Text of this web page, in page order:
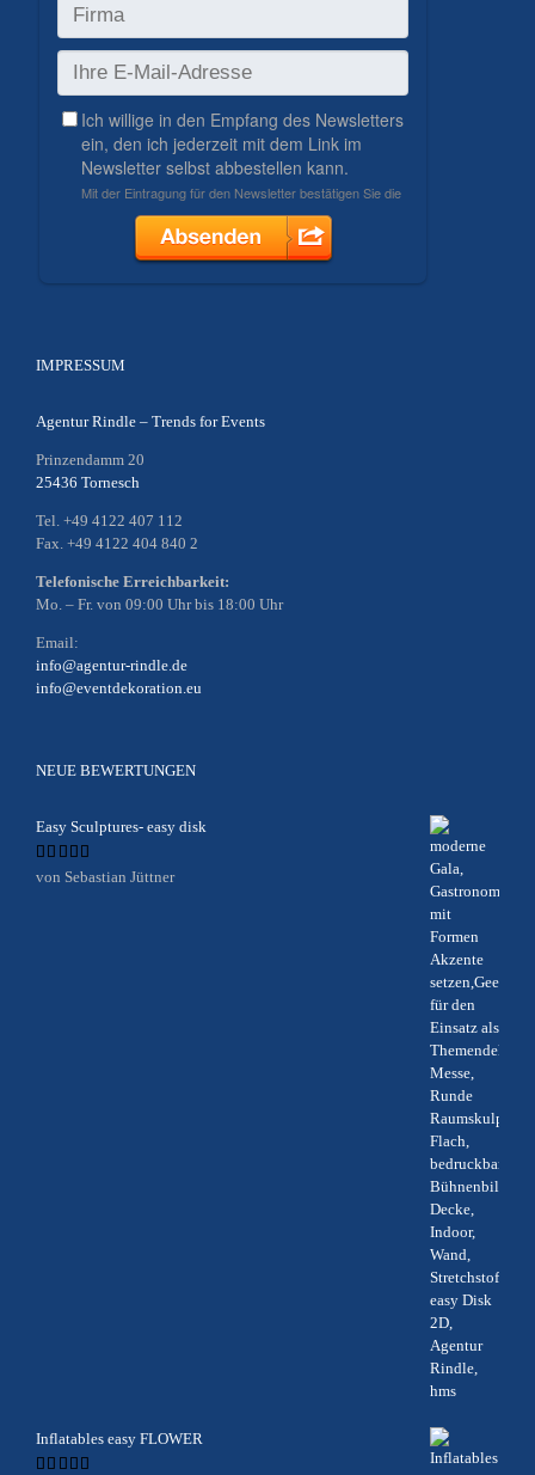
IMPRESSUM
Agentur Rindle – Trends for Events
Prinzendamm 20
25436 Tornesch
Tel. +49 4122 407 112
Fax. +49 4122 404 840 2
Telefonische Erreichbarkeit:
Mo. – Fr. von 09:00 Uhr bis 18:00 Uhr
Email:
info@agentur-rindle.de
info@eventdekoration.eu
NEUE BEWERTUNGEN
Easy Sculptures- easy disk
Bewertet
von Sebastian Jüttner
Inflatables easy FLOWER